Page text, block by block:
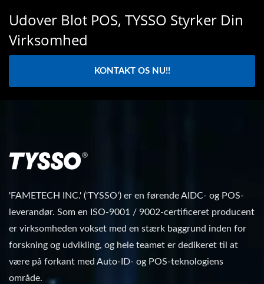
Udover Blot POS, TYSSO Styrker Din
Virksomhed
KONTAKT OS NU!!
'FAMETECH INC.' ('TYSSO') er en førende AIDC- og POS-
leverandør. Som en ISO-9001 / 9002-certificeret producent
er virksomheden vokset med en stærk baggrund inden for
forskning og udvikling, og hele teamet er dedikeret til at
være på forkant med Auto-ID- og POS-teknologiens
område.